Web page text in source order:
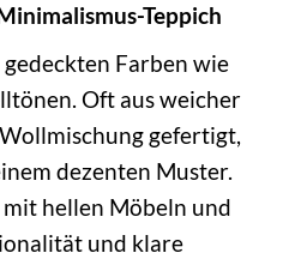
Teppich
Farben wie
Oft aus weicher
gefertigt,
dezenten Muster.
hellen Möbeln und
und klare